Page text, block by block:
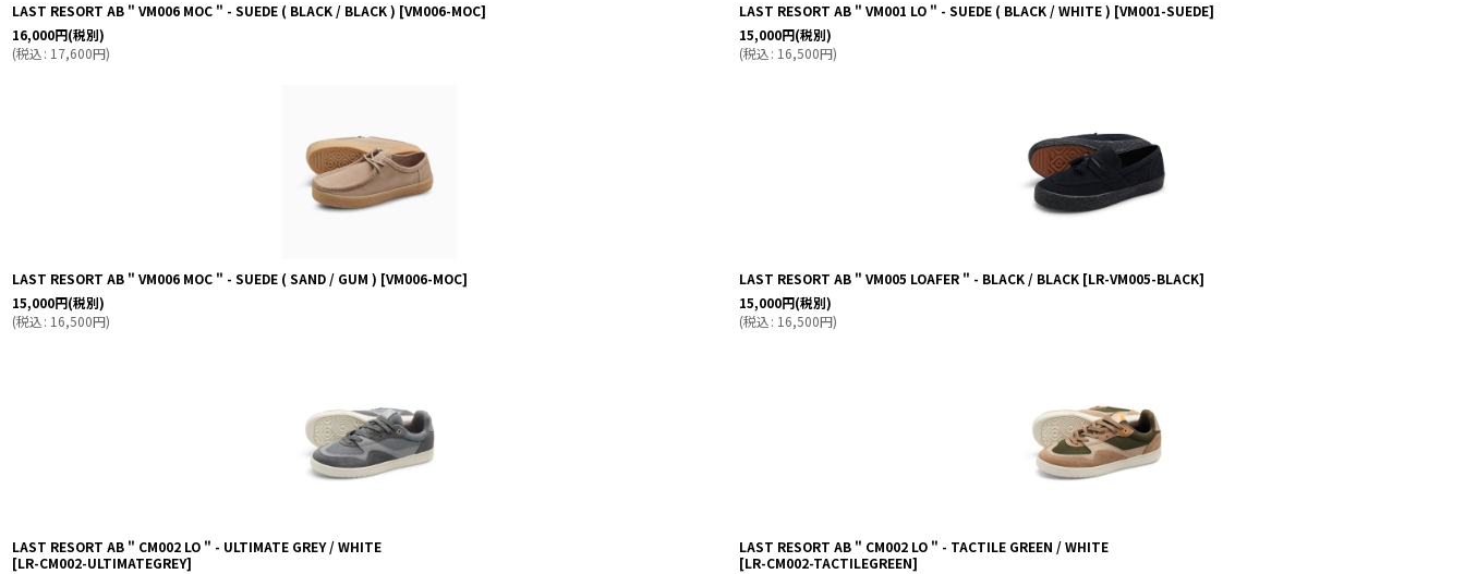
LAST RESORT AB " VM006 MOC " - SUEDE ( BLACK / BLACK ) [VM006-MOC]
16,000円(税別)
(税込: 17,600円)
LAST RESORT AB " VM001 LO " - SUEDE ( BLACK / WHITE ) [VM001-SUEDE]
15,000円(税別)
(税込: 16,500円)
LAST RESORT AB " VM006 MOC " - SUEDE ( SAND / GUM ) [VM006-MOC]
15,000円(税別)
(税込: 16,500円)
LAST RESORT AB " VM005 LOAFER " - BLACK / BLACK [LR-VM005-BLACK]
15,000円(税別)
(税込: 16,500円)
LAST RESORT AB " CM002 LO " - ULTIMATE GREY / WHITE
[LR-CM002-ULTIMATEGREY]
LAST RESORT AB " CM002 LO " - TACTILE GREEN / WHITE
[LR-CM002-TACTILEGREEN]